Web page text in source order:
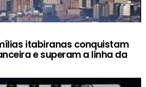
itabiranas conquistam
e superam a linha da